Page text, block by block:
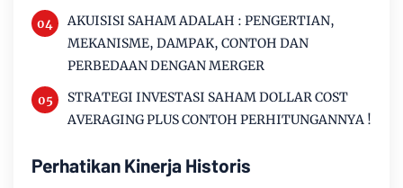
AKUISISI SAHAM ADALAH : PENGERTIAN,
MEKANISME, DAMPAK, CONTOH DAN
PERBEDAAN DENGAN MERGER
STRATEGI INVESTASI SAHAM DOLLAR COST
AVERAGING PLUS CONTOH PERHITUNGANNYA !
Perhatikan Kinerja Historis